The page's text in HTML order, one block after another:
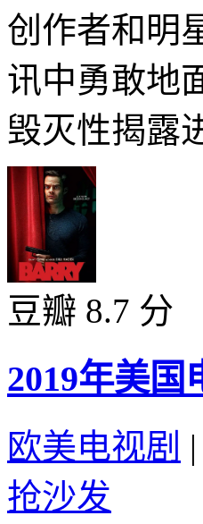
创作者和明
讯中勇敢地
毁灭性揭露
豆瓣 8.7 分
2019年美国
欧美电视剧 |
抢沙发